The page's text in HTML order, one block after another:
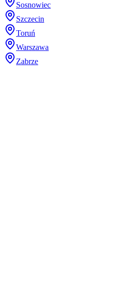
Sosnowiec
Szczecin
Toruń
Warszawa
Zabrze